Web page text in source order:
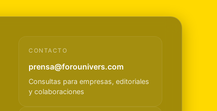
CONTACTO
prensa@forounivers.com
Consultas para empresas, editoriales
y colaboraciones